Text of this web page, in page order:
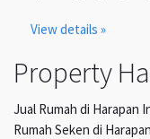
View details »
Property
Jual Rumah di Harapan
Rumah Seken di